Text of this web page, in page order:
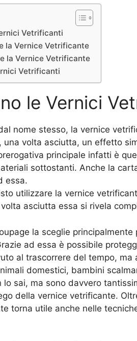
Vetrificanti
la Vernice Vetrificante
la Vernice Vetrificante
Vetrificanti
le Vernici
nome stesso, la vernice
una volta asciutta, un effetto
principale infatti è
sottostanti. Anche la
essa.
utilizzare la vernice
asciutta essa si rivela
la sceglie
ad essa è possibile
al trascorrere del tempo,
domestici, bambini
lo sai, ma sono davvero
della vernice vetrificante.
torna utile anche nelle